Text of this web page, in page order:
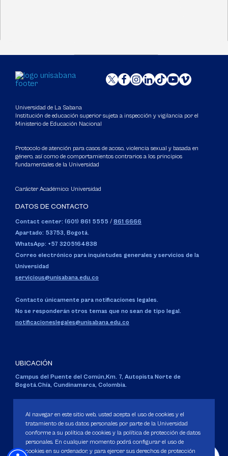
Universidad de La Sabana
Institución de educación superior sujeta a inspección y vigilancia por el
Ministerio de Educación Nacional
Protocolo de atención para casos de acoso, violencia sexual y basada en
género, así como de comportamientos contrarios a los principios
fundamentales de la Universidad
Carácter Académico: Universidad
DATOS DE CONTACTO
Contact center: (601) 861 5555 / 861 6666
Apartado: 53753, Bogotá.
WhatsApp: +57 3205164838
Correo electrónico para inquietudes generales y servicios de la
Universidad
servicious@unisabana.edu.co
Contacto únicamente para notificaciones legales.
No se responderán otros temas que no sean de tipo legal.
notificacioneslegales@unisabana.edu.co
UBICACIÓN
Campus del Puente del Común,Km. 7, Autopista Norte de
Bogotá.Chía, Cundinamarca, Colombia.
Personería Jurídica:Resolución 130 del 14 de enero de 1980.
Ministerio de Educación Nacional.
Al navegar en este sitio web, usted acepta el uso de cookies y el
tratamiento de sus datos personales por parte de la Universidad
conforme a su política de cookies y la política de protección de datos
personales. En cualquier momento podrá configurar el uso de
cookies en su ordenador, y para ejercer sus derechos de protección